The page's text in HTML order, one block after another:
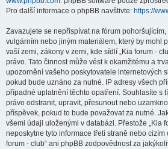
Pro další informace o phpBB navštivte: https://
Zavazujete se nepřispívat na fórum
vulgárním nebo jiným materiálem, který by mohl
vaší zemi, zákony v zemi, kde sídlí „Kia forum -
právo. Tato činnost může vést k okamžitému a
upozornění vašeho poskytovatele internetových
pokud bude uznáno za nutné. IP adresy všech
případné uplatnění těchto opatření. Souhlasíte s
právo odstranit, upravit, přesunout nebo
příspěvek, pokud to bude považovat za nutné.
všemi údaji uloženými v databázi. Přestože „Kia
neposkytne tyto informace třetí straně nebo cizím
forum - club“ ani phpBB zodpovědnost za